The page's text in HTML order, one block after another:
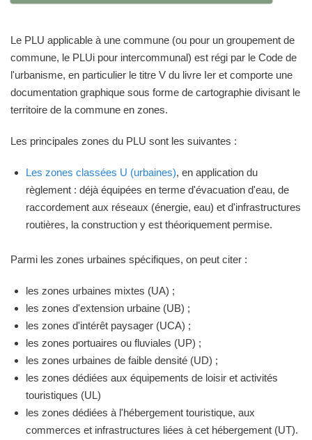
Le PLU applicable à une commune (ou pour un groupement de
commune, le PLUi pour intercommunal) est régi par le Code de
l'urbanisme, en particulier le titre V du livre Ier et comporte une
documentation graphique sous forme de cartographie divisant le
territoire de la commune en zones.
Les principales zones du PLU sont les suivantes :
Les zones classées U (urbaines), en application du
règlement : déjà équipées en terme d'évacuation d'eau, de
raccordement aux réseaux (énergie, eau) et d'infrastructures
routières, la construction y est théoriquement permise.
Parmi les zones urbaines spécifiques, on peut citer :
les zones urbaines mixtes (UA) ;
les zones d'extension urbaine (UB) ;
les zones d'intérêt paysager (UCA) ;
les zones portuaires ou fluviales (UP) ;
les zones urbaines de faible densité (UD) ;
les zones dédiées aux équipements de loisir et activités
touristiques (UL)
les zones dédiées à l'hébergement touristique, aux
commerces et infrastructures liées à cet hébergement (UT).